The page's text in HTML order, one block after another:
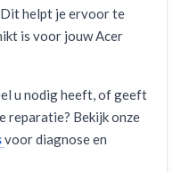
helpt je ervoor te
is voor jouw Acer
u nodig heeft, of geeft
reparatie? Bekijk onze
voor diagnose en